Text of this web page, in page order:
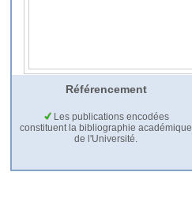
Référencement
Les publications encodées
constituent la bibliographie académique
de l'Université.